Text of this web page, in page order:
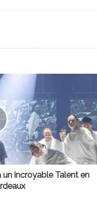
un incroyable Talent en